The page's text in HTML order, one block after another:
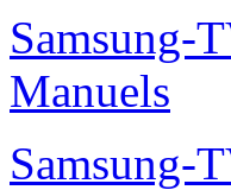
Samsung-
Manuels
Samsung-